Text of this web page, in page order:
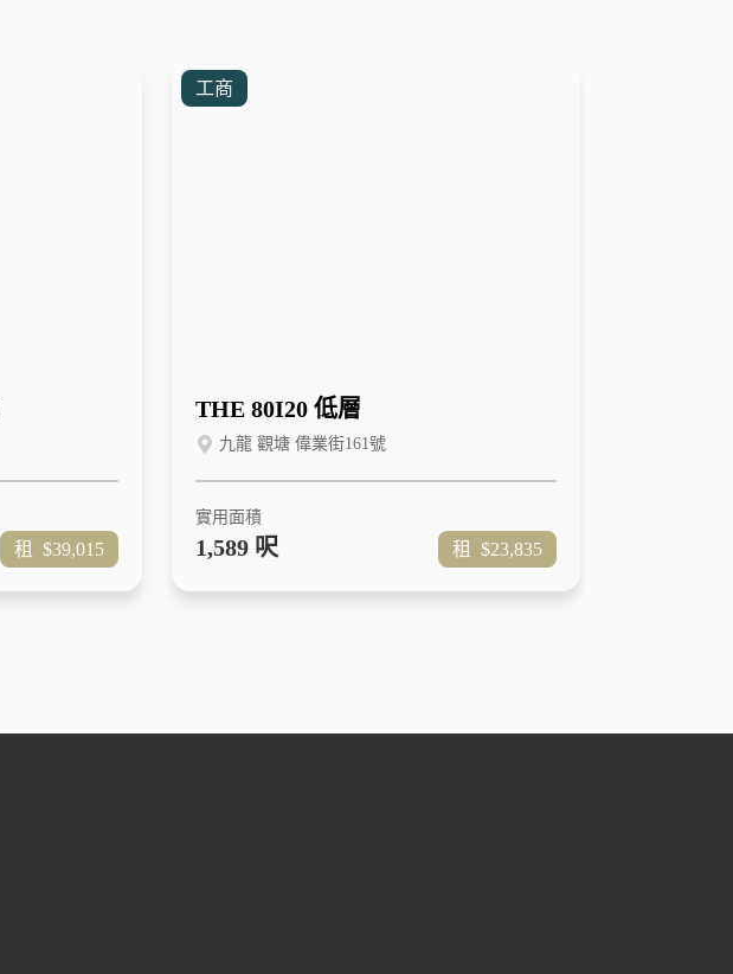
租 $39,015
工商
THE 80I20 低層
九龍 觀塘 偉業街161號
實用面積
1,589 呎 租 $23,835